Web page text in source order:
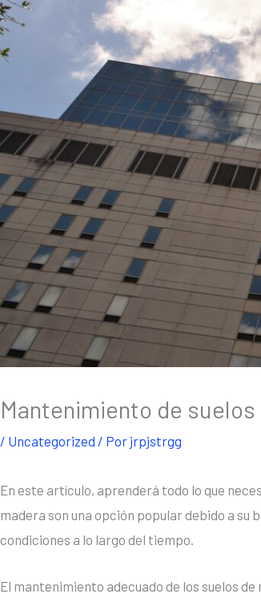
Mantenimiento de
/ Uncategorized / Por jrpjstrgg
En este artículo, aprenderá todo lo que
madera son una opción popular debido a
condiciones a lo largo del tiempo.
El mantenimiento adecuado de los suelos